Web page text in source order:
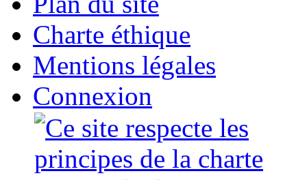
Charte éthique
Mentions légales
Connexion